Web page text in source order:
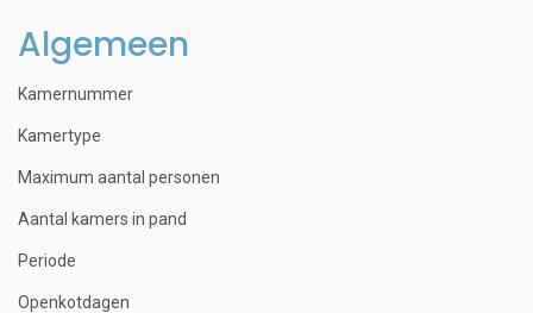
Algemeen
Kamernummer
Kamertype
Maximum aantal personen
Aantal kamers in pand
Periode
Openkotdagen